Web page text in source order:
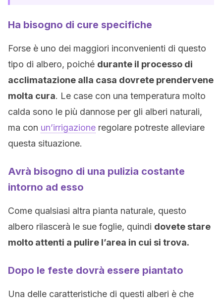
Ha bisogno di cure specifiche
Forse è uno dei maggiori inconvenienti di questo
tipo di albero, poiché durante il processo di
acclimatazione alla casa dovrete prendervene
molta cura. Le case con una temperatura molto
calda sono le più dannose per gli alberi naturali,
ma con un’irrigazione regolare potreste alleviare
questa situazione.
Avrà bisogno di una pulizia costante
intorno ad esso
Come qualsiasi altra pianta naturale, questo
albero rilascerà le sue foglie, quindi dovete stare
molto attenti a pulire l’area in cui si trova.
Dopo le feste dovrà essere piantato
Una delle caratteristiche di questi alberi è che